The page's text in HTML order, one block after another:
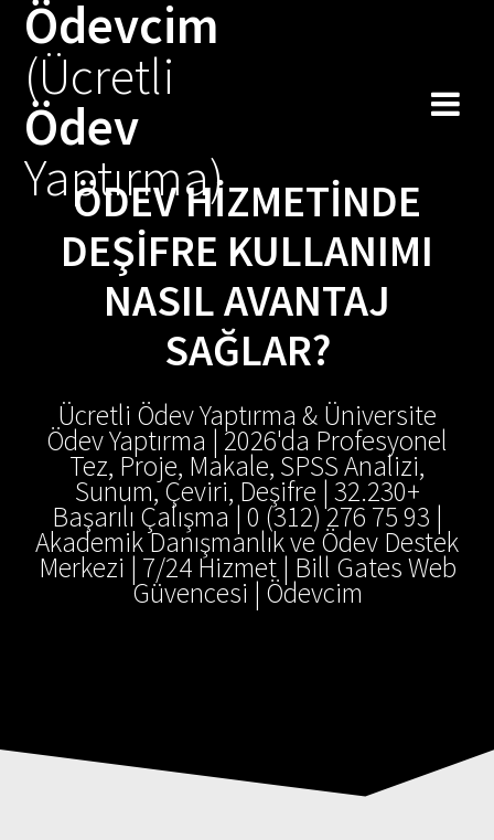
Ödevcim
(Ücretli
Ödev
Yaptırma)
ÖDEV HIZMETINDE
DEŞIFRE KULLANIMI
NASIL AVANTAJ
SAĞLAR?
Ücretli Ödev Yaptırma & Üniversite
Ödev Yaptırma | 2026'da Profesyonel
Tez, Proje, Makale, SPSS Analizi,
Sunum, Çeviri, Deşifre | 32.230+
Başarılı Çalışma | 0 (312) 276 75 93 |
Akademik Danışmanlık ve Ödev Destek
Merkezi | 7/24 Hizmet | Bill Gates Web
Güvencesi | Ödevcim